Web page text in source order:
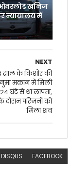
ओवरलोड खनिज
न्यायालय में
NEXT
साल के किशोर की
मकान में मिली
घंटे से था लापता,
परिजनों को
मिला शव
DISQUS FACEBOOK